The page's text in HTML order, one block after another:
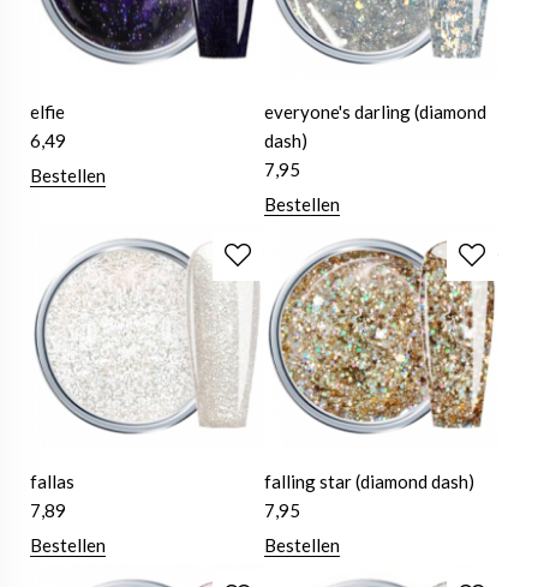
elfie
6,49
Bestellen
everyone's darling (diamond
dash)
7,95
Bestellen
fallas
7,89
Bestellen
falling star (diamond dash)
7,95
Bestellen